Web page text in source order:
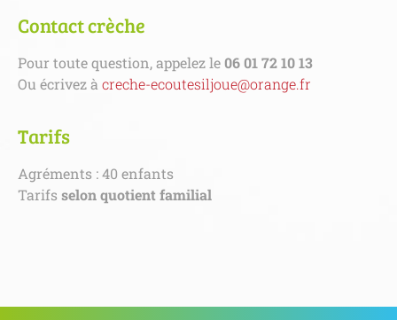
Contact crèche
Pour toute question, appelez le06 01 72 10 13
Ou écrivez àcreche-ecoutesiljoue@orange.fr
Tarifs
Agréments : 40 enfants
Tarifs selon quotient familial